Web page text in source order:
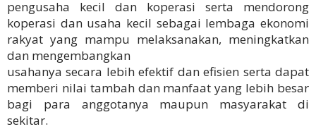
pengusaha kecil dan koperasi serta mendorong
koperasi dan usaha kecil sebagai lembaga ekonomi
rakyat yang mampu melaksanakan, meningkatkan
dan mengembangkan
usahanya secara lebih efektif dan efisien serta dapat
memberi nilai tambah dan manfaat yang lebih besar
bagi para anggotanya maupun masyarakat di
sekitar.